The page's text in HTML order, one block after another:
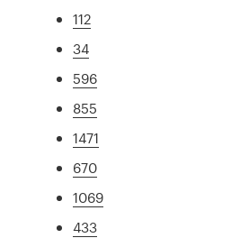
112
34
596
855
1471
670
1069
433